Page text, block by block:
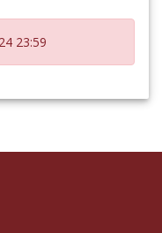
23:59